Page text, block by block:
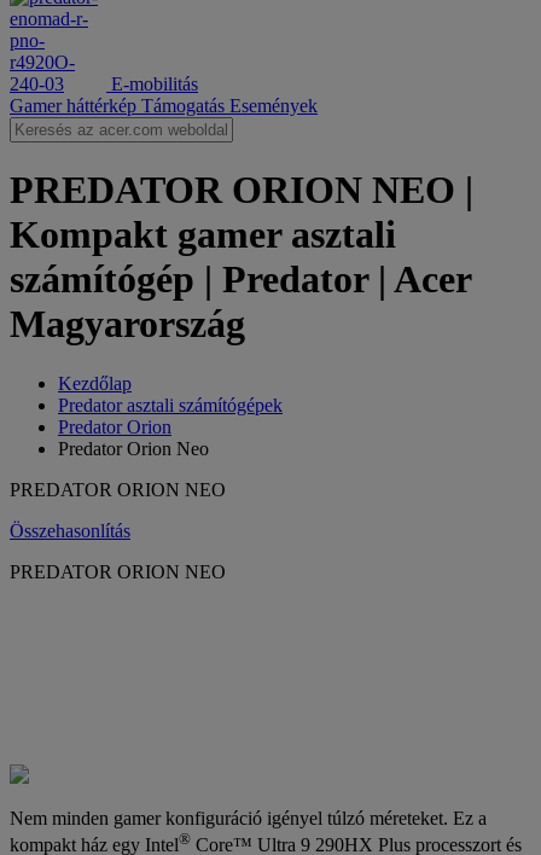
E-mobilitás
Gamer háttérkép Támogatás Események
PREDATOR ORION NEO |
Kompakt gamer asztali
számítógép | Predator | Acer
Magyarország
Kezdőlap
Predator asztali számítógépek
Predator Orion
Predator Orion Neo
PREDATOR ORION NEO
Összehasonlítás
PREDATOR ORION NEO
Nem minden gamer konfiguráció igényel túlzó méreteket. Ez a
kompakt ház egy Intel® Core™ Ultra 9 290HX Plus processzort és